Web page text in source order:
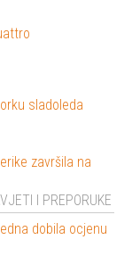
sladoleda
završila na
I PREPORUKE
dobila ocjenu